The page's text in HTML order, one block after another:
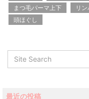
まつ毛パーマ上下
リ
頭ほぐし
最近の投稿